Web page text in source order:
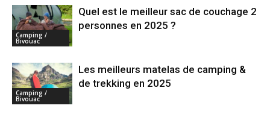
Camping /
Bivouac
Quel est le meilleur sac de couchage 2
personnes en 2025 ?
Camping /
Bivouac
Les meilleurs matelas de camping &
de trekking en 2025